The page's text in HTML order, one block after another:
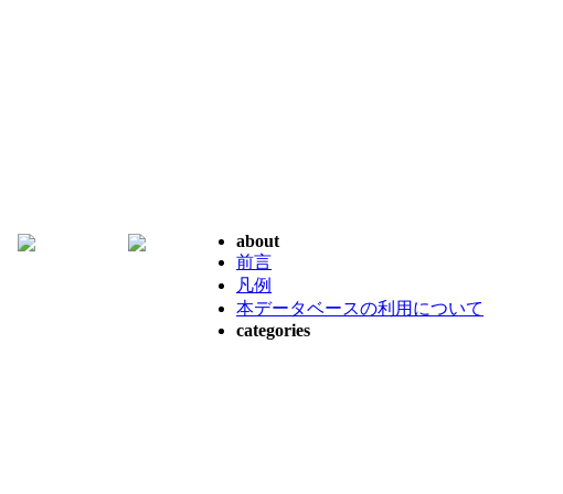
about
前言
凡例
本データベースの利用について
categories